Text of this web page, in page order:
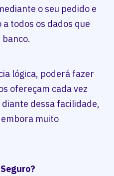
o seu pedido e
todos os dados que
banco.
lógica, poderá fazer
ofereçam cada vez
dessa facilidade,
muito